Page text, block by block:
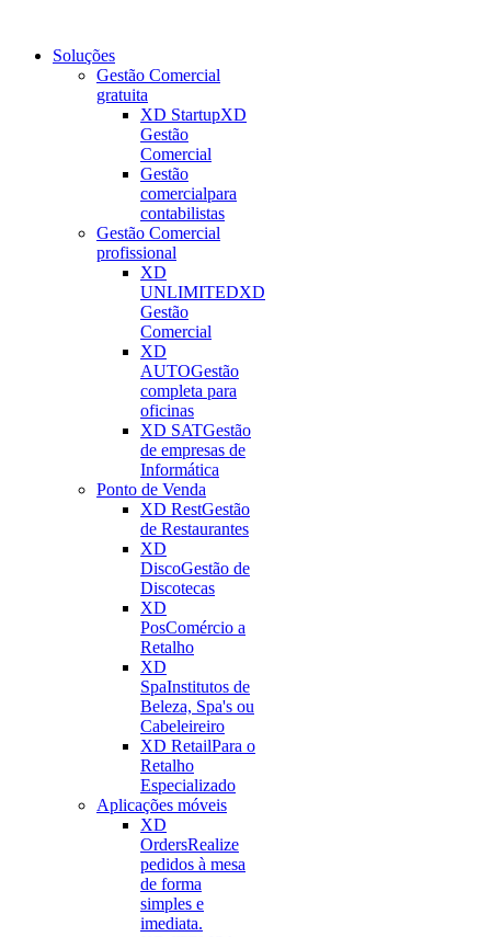
Soluções
Gestão Comercial
gratuita
XD StartupXD
Gestão
Comercial
Gestão
comercialpara
contabilistas
Gestão Comercial
profissional
XD
UNLIMITEDXD
Gestão
Comercial
XD
AUTOGestão
completa para
oficinas
XD SATGestão
de empresas de
Informática
Ponto de Venda
XD RestGestão
de Restaurantes
XD
DiscoGestão de
Discotecas
XD
PosComércio a
Retalho
XD
SpaInstitutos de
Beleza, Spa's ou
Cabeleireiro
XD RetailPara o
Retalho
Especializado
Aplicações móveis
XD
OrdersRealize
pedidos à mesa
de forma
simples e
imediata.